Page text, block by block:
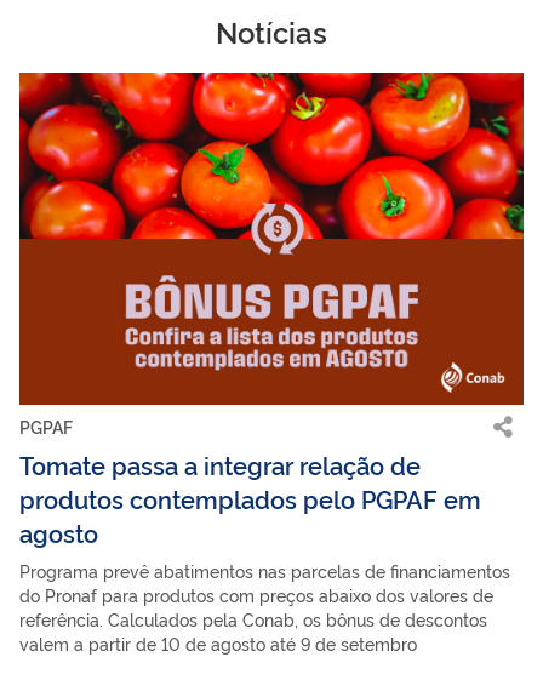
Notícias
PGPAF
Tomate passa a integrar relação de
produtos contemplados pelo PGPAF em
agosto
Programa prevê abatimentos nas parcelas de financiamentos
do Pronaf para produtos com preços abaixo dos valores de
referência. Calculados pela Conab, os bônus de descontos
valem a partir de 10 de agosto até 9 de setembro